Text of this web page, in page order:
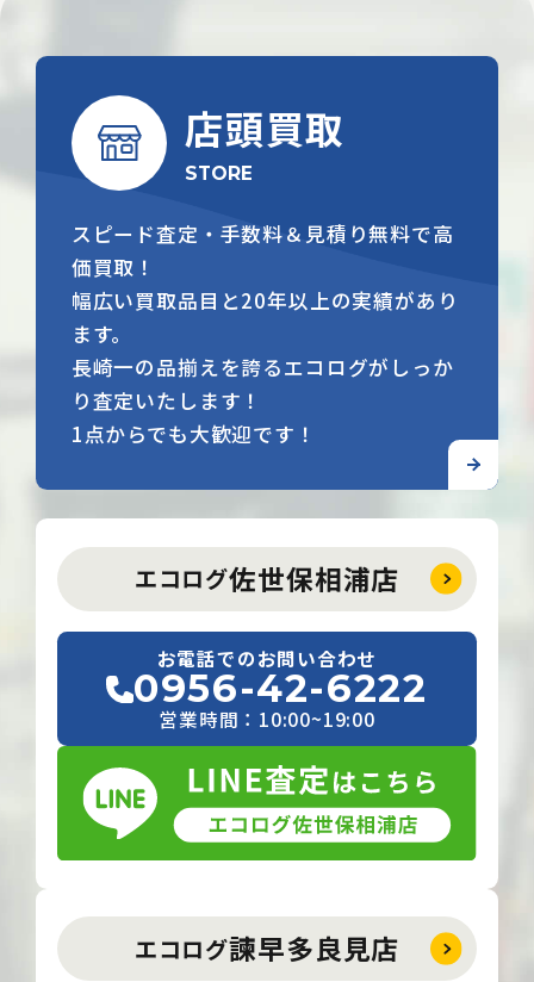
店頭買取
STORE
スピード査定・手数料＆見積り無料で高
価買取！
幅広い買取品目と20年以上の実績があり
ます。
長崎一の品揃えを誇るエコログがしっか
り査定いたします！
1点からでも大歓迎です！
エコログ佐世保相浦店
お電話でのお問い合わせ
0956-42-6222
営業時間：10:00~19:00
エコログ諫早多良見店